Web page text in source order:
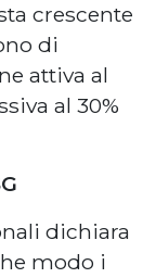
crescente
di
attiva al
al 30%
dichiara
modo i